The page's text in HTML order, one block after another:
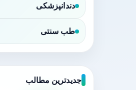
دندانپزشکی
طب سنتی
جدیدترین مطالب